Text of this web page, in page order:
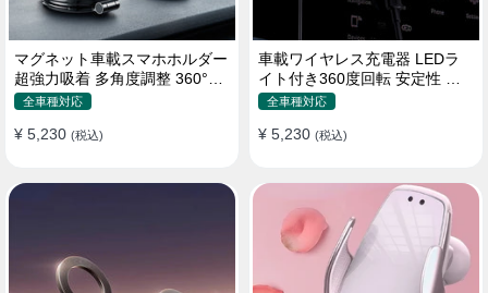
マグネット車載スマホホルダー
超強力吸着 多角度調整 360°回
転な台座 車用ホルダー 折りた
全機種対応
全車種対応
¥ 5,230 (税込)
車載ワイヤレス充電器 LEDラ
イト付き360度回転 安定性 粘
着ゲル吸盤＆エアコン吹き出し
イヤレス充電 スマホホルダー
全車種対応
¥ 5,230 (税込)